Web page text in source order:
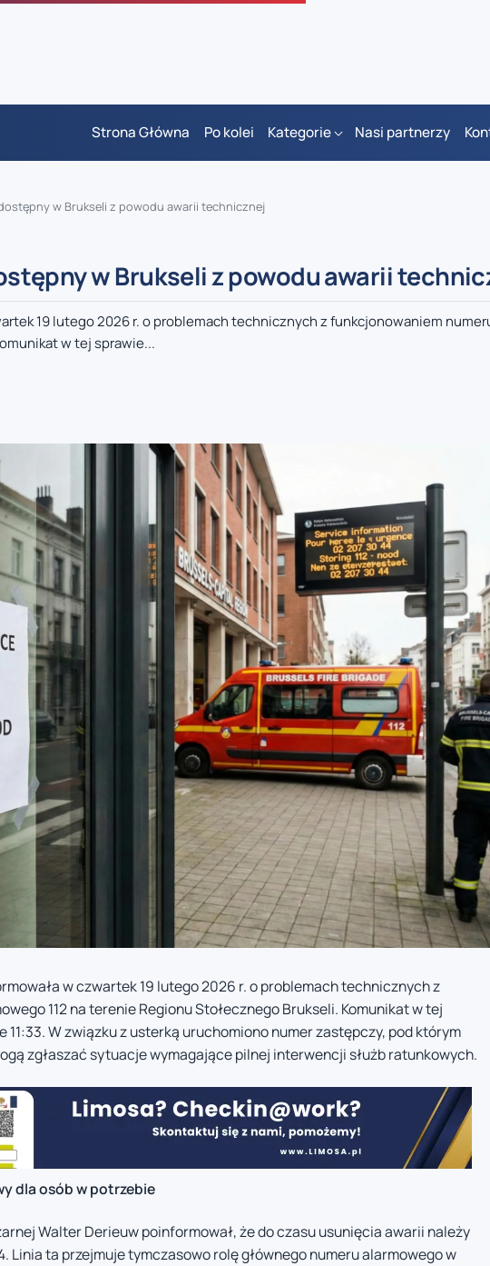
Strona Główna Po kolei Kategorie Nasi partnerzy
w Brukseli z powodu awarii technicznej
w Brukseli z powodu awarii
19 lutego 2026 r. o problemach technicznych z funkcjonowaniem
w tej sprawie...
w czwartek 19 lutego 2026 r. o problemach technicznych z
112 na terenie Regionu Stołecznego Brukseli. Komunikat w tej
W związku z usterką uruchomiono numer zastępczy, pod którym
zgłaszać sytuacje wymagające pilnej interwencji służb ratunkowych.
dla osób w potrzebie
Walter Derieuw poinformował, że do czasu usunięcia awarii należy
Linia ta przejmuje tymczasowo rolę głównego numeru alarmowego w